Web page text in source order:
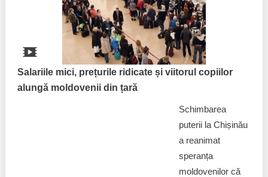
Salariile mici, prețurile ridicate și viitorul copiilor
alungă moldovenii din țară
Schimbarea
puterii la Chișinău
a reanimat
speranța
moldovenilor că